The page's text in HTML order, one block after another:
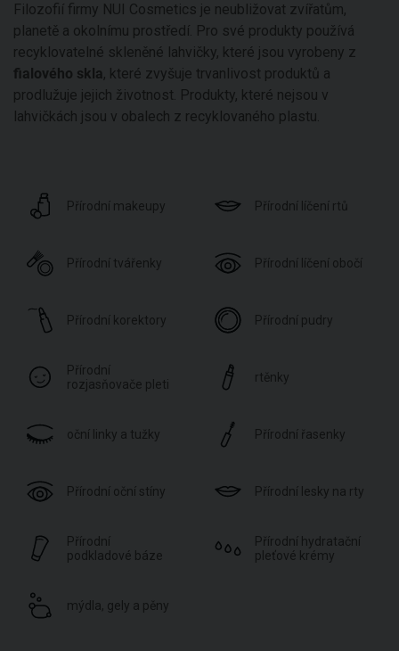
Filozofií firmy NUI Cosmetics je neubližovat zvířatům,
planetě a okolnímu prostředí. Pro své produkty používá
recyklovatelné skleněné lahvičky, které jsou vyrobeny z
fialového skla, které zvyšuje trvanlivost produktů a
prodlužuje jejich životnost. Produkty, které nejsou v
lahvičkách jsou v obalech z recyklovaného plastu.
Přírodní makeupy Přírodní líčení rtů
Přírodní tvářenky Přírodní líčení obočí
Přírodní korektory Přírodní pudry
Přírodní
rozjasňovače pleti
rtěnky
oční linky a tužky Přírodní řasenky
Přírodní oční stíny Přírodní lesky na rty
Přírodní
podkladové báze
Přírodní hydratační
pleťové krémy
mýdla, gely a pěny